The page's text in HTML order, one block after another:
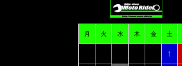
月 火 水 木 金 土
1